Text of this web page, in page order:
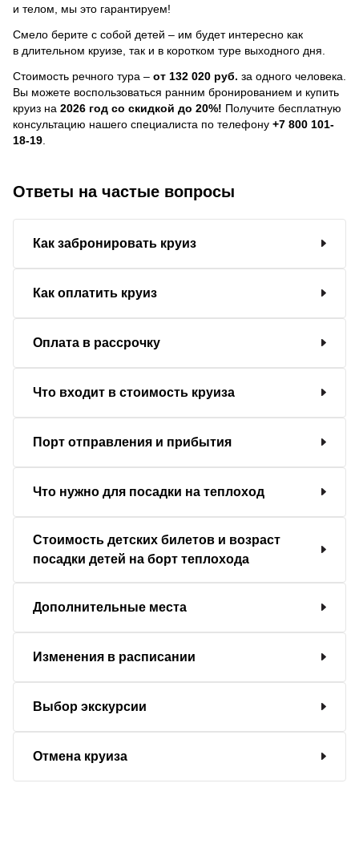
и телом, мы это гарантируем!
Смело берите с собой детей – им будет интересно как
в длительном круизе, так и в коротком туре выходного дня.
Стоимость речного тура – от 132 020 руб. за одного человека.
Вы можете воспользоваться ранним бронированием и купить
круиз на 2026 год со скидкой до 20%! Получите бесплатную
консультацию нашего специалиста по телефону +7 800 101-
18-19
Ответы на частые вопросы
Как забронировать круиз
Как оплатить круиз
Оплата в рассрочку
Что входит в стоимость круиза
Порт отправления и прибытия
Что нужно для посадки на теплоход
Стоимость детских билетов и возраст
посадки детей на борт теплохода
Дополнительные места
Изменения в расписании
Выбор экскурсии
Отмена круиза